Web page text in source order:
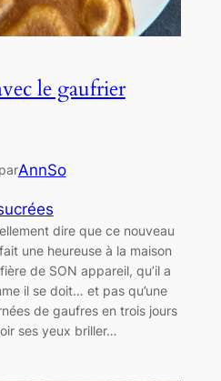
le gaufrier
AnnSo
dire que ce nouveau
une heureuse à la maison
de SON appareil, qu’il a
il se doit… et pas qu’une
de gaufres en trois jours
ses yeux briller…